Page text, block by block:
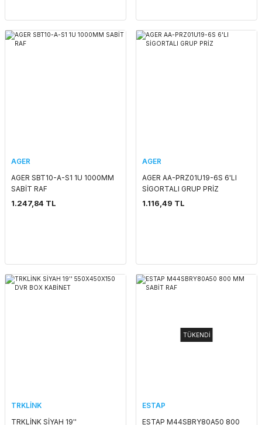
AGER
AGER SBT10-A-S1 1U 1000MM
SABİT RAF
1.247,84 TL
AGER
AGER AA-PRZ01U19-6S 6'LI
SİGORTALI GRUP PRİZ
1.116,49 TL
TRKLİNK
TRKLİNK SİYAH 19''
TÜKENDİ
ESTAP
ESTAP M44SBRY80A50 800